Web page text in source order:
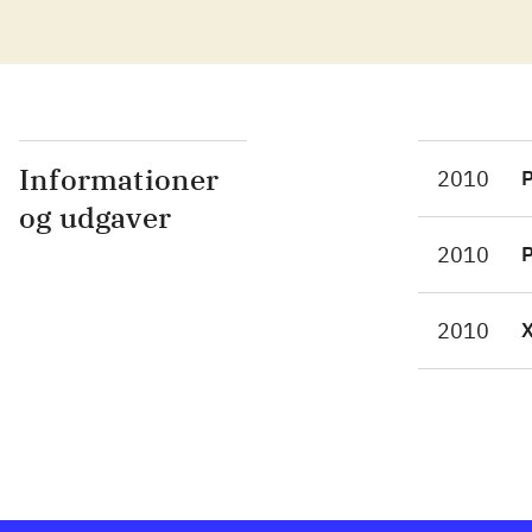
Informationer
og udgaver
2010
2010
2010